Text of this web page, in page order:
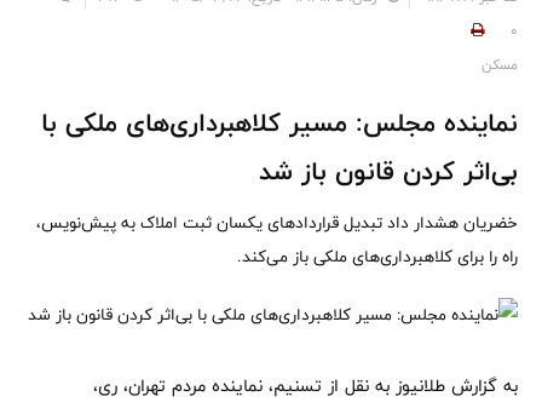
0
مسکن
نماینده مجلس: مسیر کلاهبرداری‌های ملکی با
بی‌اثر کردن قانون باز شد
خضریان هشدار داد تبدیل قراردادهای یکسان ثبت املاک به پیش‌نویس،
راه را برای کلاهبرداری‌های ملکی باز می‌کند.
به گزارش طلانیوز به نقل از تسنیم، نماینده مردم تهران، ری،